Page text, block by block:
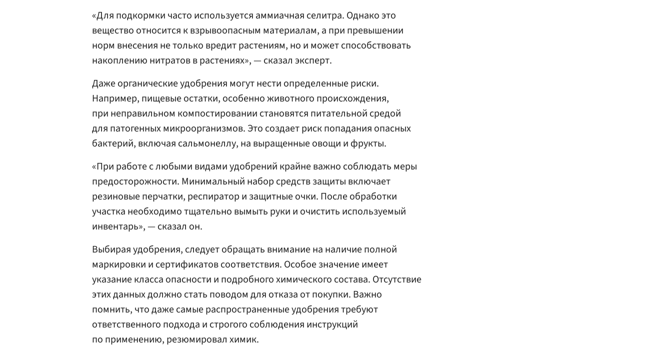
«Для подкормки часто используется аммиачная селитра. Однако это
вещество относится к взрывоопасным материалам, а при превышении
норм внесения не только вредит растениям, но и может способствовать
накоплению нитратов в растениях», — сказал эксперт.
Даже органические удобрения могут нести определенные риски.
Например, пищевые остатки, особенно животного происхождения,
при неправильном компостировании становятся питательной средой
для патогенных микроорганизмов. Это создает риск попадания опасных
бактерий, включая сальмонеллу, на выращенные овощи и фрукты.
«При работе с любыми видами удобрений крайне важно соблюдать меры
предосторожности. Минимальный набор средств защиты включает
резиновые перчатки, респиратор и защитные очки. После обработки
участка необходимо тщательно вымыть руки и очистить используемый
инвентарь», — сказал он.
Выбирая удобрения, следует обращать внимание на наличие полной
маркировки и сертификатов соответствия. Особое значение имеет
указание класса опасности и подробного химического состава. Отсутствие
этих данных должно стать поводом для отказа от покупки. Важно
помнить, что даже самые распространенные удобрения требуют
ответственного подхода и строгого соблюдения инструкций
по применению, резюмировал химик.